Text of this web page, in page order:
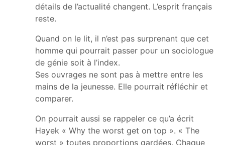
détails de l’actualité changent. L’esprit français
reste.
Quand on le lit, il n’est pas surprenant que cet
homme qui pourrait passer pour un sociologue
de génie soit à l’index.
Ses ouvrages ne sont pas à mettre entre les
mains de la jeunesse. Elle pourrait réfléchir et
comparer.
On pourrait aussi se rappeler ce qu’a écrit
Hayek « Why the worst get on top ». « The
worst » toutes proportions gardées. Chaque